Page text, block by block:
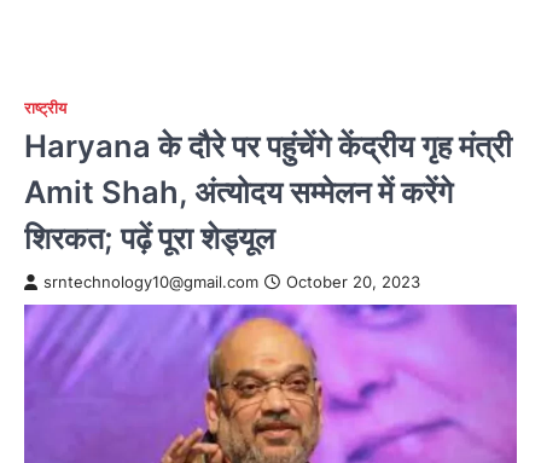
राष्ट्रीय
Haryana के दौरे पर पहुंचेंगे केंद्रीय गृह मंत्री
Amit Shah, अंत्योदय सम्मेलन में करेंगे
शिरकत; पढ़ें पूरा शेड्यूल
srntechnology10@gmail.com October 20, 2023